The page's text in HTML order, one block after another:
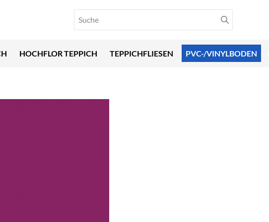
HOCHFLOR TEPPICH TEPPICHFLIESEN PVC-/VINYLBODEN